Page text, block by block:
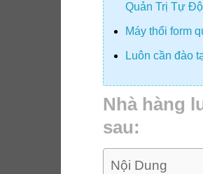
Quản Trị Tự
Máy thổi form
Luôn cần đào
Nhà hàng
sau:
Nội Dung